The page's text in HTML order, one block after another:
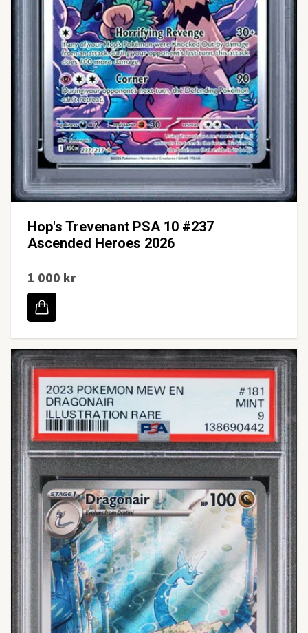
Hop's Trevenant PSA 10 #237
Ascended Heroes 2026
1 000 kr